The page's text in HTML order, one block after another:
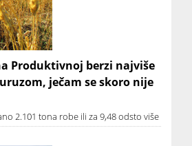
Produktivnoj berzi najviše
ječam se skoro nije
2.101 tona robe ili za 9,48 odsto više